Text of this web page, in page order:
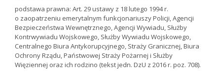
podstawa prawna: Art. 29 ustawy z 18 lutego 1994 r.
o zaopatrzeniu emerytalnym funkcjonariuszy Policji, Agencji
Bezpieczeństwa Wewnętrznego, Agencji Wywiadu, Służby
Kontrwywiadu Wojskowego, Służby Wywiadu Wojskowego,
Centralnego Biura Antykorupcyjnego, Straży Granicznej, Biura
Ochrony Rządu, Państwowej Straży Pożarnej i Służby
Więziennej oraz ich rodzino (tekst jedn. DzU z 2016 r. poz. 708).